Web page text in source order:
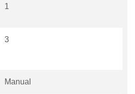
1
3
Manual